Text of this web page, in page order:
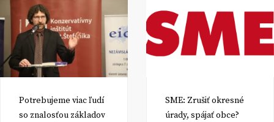
Potrebujeme viac ľudí
so znalosťou základov
SME: Zrušiť okresné
úrady, spájať obce?